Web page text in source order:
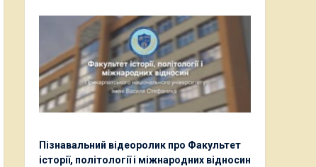
Пізнавальний відеоролик про Факультет
історії, політології і міжнародних відносин